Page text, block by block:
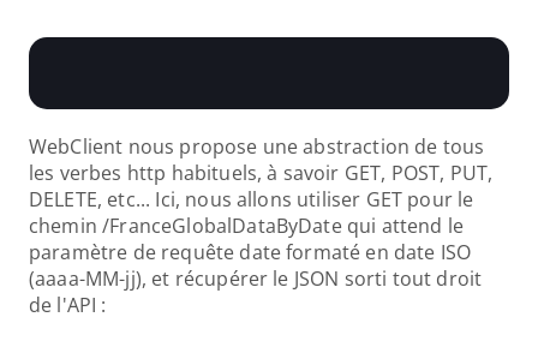
WebClient nous propose une abstraction de tous
les verbes http habituels, à savoir GET, POST, PUT,
DELETE, etc... Ici, nous allons utiliser GET pour le
chemin /FranceGlobalDataByDate qui attend le
paramètre de requête date formaté en date ISO
(aaaa-MM-jj), et récupérer le JSON sorti tout droit
de l'API :